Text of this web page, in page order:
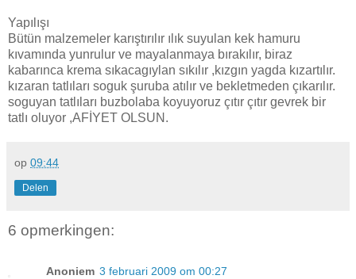
Yapılışı
Bütün malzemeler karıştırılır ılık suyulan kek hamuru
kıvamında yunrulur ve mayalanmaya bırakılır, biraz
kabarınca krema sıkacagıylan sıkılır ,kızgın yagda kızartılır.
kızaran tatlıları soguk şuruba atılır ve bekletmeden çıkarılır.
soguyan tatlıları buzbolaba koyuyoruz çıtır çıtır gevrek bir
tatlı oluyor ,AFİYET OLSUN.
op 09:44
Delen
6 opmerkingen:
Anoniem 3 februari 2009 om 00:27